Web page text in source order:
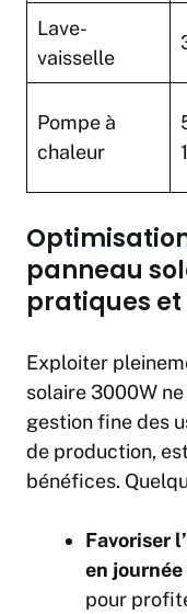
Lave-
vaisselle
Pompe à
chaleur
panneau
pratiques
Exploiter
solaire 3000W
gestion fine des
de production,
bénéfices.
Favoriser
en journée
pour